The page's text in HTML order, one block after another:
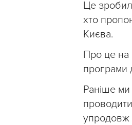
Це
хто
Києва.
Про це на
програми
Раніше ми
упродовж